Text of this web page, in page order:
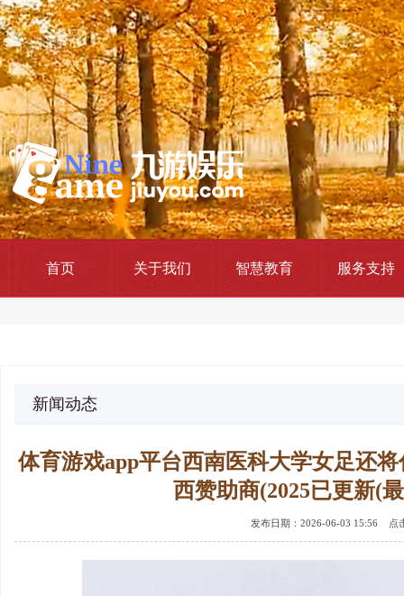
首页 关于我们 智慧教育 服务支持
新闻动态
体育游戏app平台西南医科大学女足还
西赞助商(2025已更新(
发布日期：2026-06-03 15:56 点